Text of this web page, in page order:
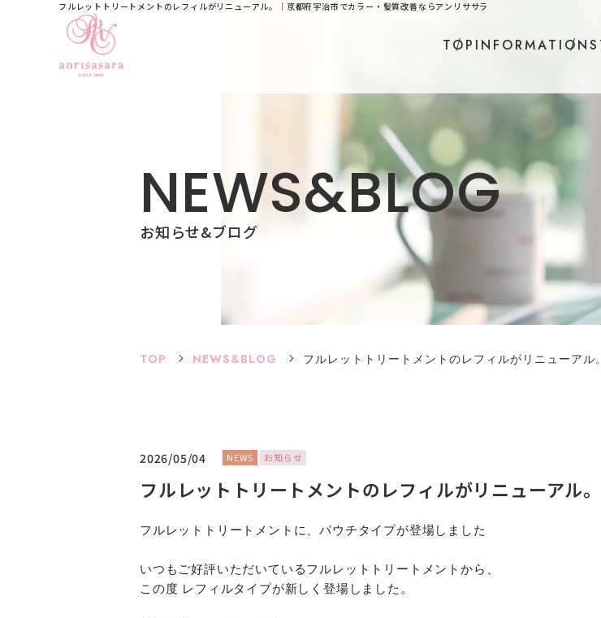
フルレットトリートメントのレフィルがリニューアル。｜京都府宇治市でカラー・髪質改善ならアンリササラ
TOP INFORMATION
NEWS&BLOG
お知らせ&ブログ
TOP NEWS&BLOG フルレットトリートメントのレフィルがリニューアル。
2026/05/04 NEWS お知らせ
フルレットトリートメントのレフィルがリニューアル。
フルレットトリートメントに、パウチタイプが登場しました
いつもご好評いただいているフルレットトリートメントから、
この度 レフィルタイプが新しく登場しました。